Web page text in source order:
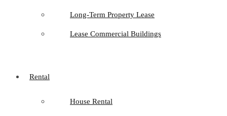
Long-Term Property Lease
Lease Commercial Buildings
Rental
House Rental